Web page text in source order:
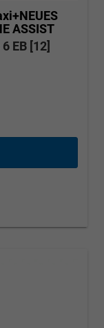
ASSIST
EB [12]